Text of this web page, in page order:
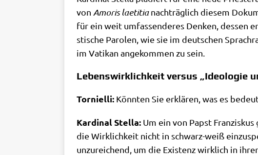
von Amo­ris lae­ti­tianach­träg­lich die­sem
für ein weit umfas­sen­de­res Den­ken, des­sen
sti­sche Paro­len, wie sie im deut­schen
im Vati­kan ange­kom­men zu sein.
Lebenswirklichkeit versus „Ideologie
Tor­ni­el­li: Könn­ten Sie erklä­ren, was es
Kar­di­nal Stel­la: Um ein von Papst
die Wirk­lich­keit nicht in schwarz-weiß
unzu­rei­chend, um die Exi­stenz wirk­lich in